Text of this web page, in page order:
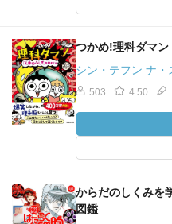
つかめ!理科ダマ
シン・テフン ナ
503 4.50
からだのしくみを
図鑑